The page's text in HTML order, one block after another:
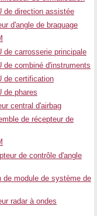
de direction assistée
d'angle de braquage
de carrosserie principale
de combiné d'instruments
de certification
de phares
central d'airbag
de récepteur de
de contrôle d'angle
de module de système de
radar à ondes